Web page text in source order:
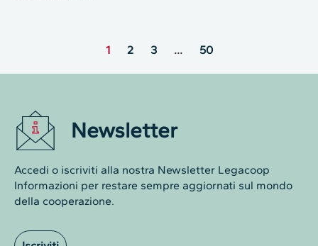
1 2 3 … 50
Newsletter
Accedi o iscriviti alla nostra Newsletter Legacoop
Informazioni per restare sempre aggiornati sul mondo
della cooperazione.